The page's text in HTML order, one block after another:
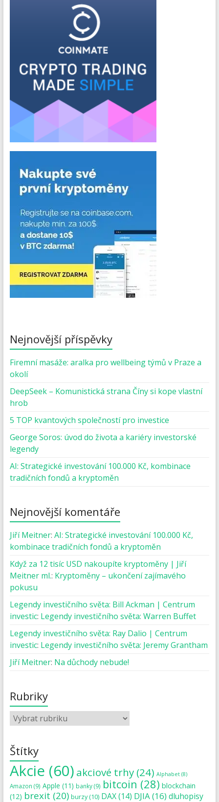
Nejnovější příspěvky
Firemní masáže: aralka pro wellbeing týmů v Praze a
okolí
DeepSeek – Komunistická strana Číny si kope vlastní
hrob
5 TOP kvantových společností pro investice
George Soros: úvod do života a kariéry investorské
legendy
AI: Strategické investování 100.000 Kč, kombinace
tradičních fondů a kryptoměn
Nejnovější komentáře
Jiří Meitner: AI: Strategické investování 100.000 Kč,
kombinace tradičních fondů a kryptoměn
Když za 12 tisíc USD nakoupíte kryptoměny | Jiří
Meitner ml.: Kryptoměny – ukončení zajímavého
pokusu
Legendy investičního světa: Bill Ackman | Centrum
investic: Legendy investičního světa: Warren Buffet
Legendy investičního světa: Ray Dalio | Centrum
investic: Legendy investičního světa: Jeremy Grantham
Jiří Meitner: Na důchody nebude!
Rubriky
Štítky
Akcie (60) akciové trhy(24) Alphabet(8)
Amazon (9) Apple (11) banky(9) bitcoin (28) blockchain
(12) brexit (20) burzy(10) DAX(14) DJIA (16)dluhopisy